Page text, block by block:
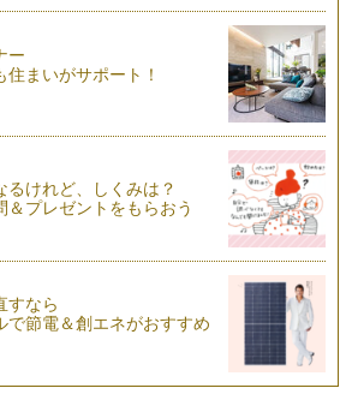
森の中の切り株にも雪が積もって幻想的
とでしょう。そ…
ン」レシピ
近。サンタさんの訪れが待ち遠しい季
リース…
ン」レシピ
好きなクリスマス。サンタさん来てくれ
地を丸めて・・・手のひらサイズのかわ
。 …
ー
まいがサポート！
けれど、しくみは？
プレゼントをもらおう
すなら
で節電＆創エネがおすすめ